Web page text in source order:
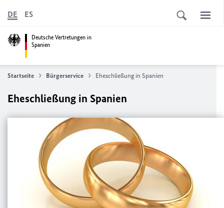
Deutsche Vertretungen in
Spanien
DE ES
Startseite Bürgerservice Eheschließung in Spanien
Eheschließung in Spanien